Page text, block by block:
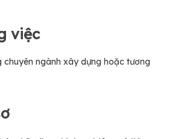
việc
ngành xây dựng hoặc tương